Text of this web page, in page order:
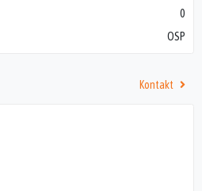
0
OSP
Kontakt